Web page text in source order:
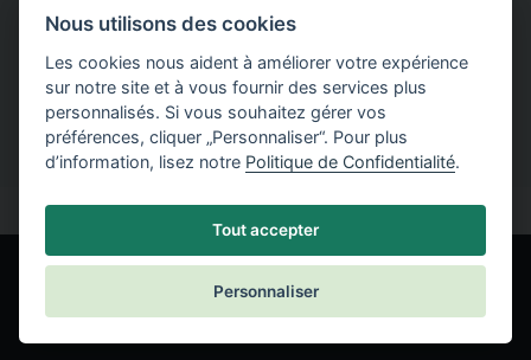
théoriques et pratiques du fonctionnement des
programmes.
Nous utilisons des cookies
Les cookies nous aident à améliorer votre expérience
sur notre site et à vous fournir des services plus
personnalisés. Si vous souhaitez gérer vos
préférences, cliquer „Personnaliser“. Pour plus
d’information, lisez notre Politique de Confidentialité.
Tout accepter
Personnaliser